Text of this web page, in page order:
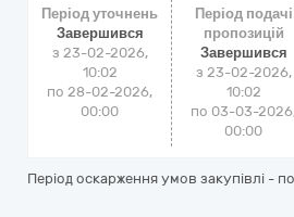
Період уточнень
Завершився
з 23-02-2026,
10:02
по 28-02-2026,
00:00
Період подачі
пропозицій
Завершився
з 23-02-2026,
10:02
по 03-03-
00:00
Період оскарження умов закупівлі - по